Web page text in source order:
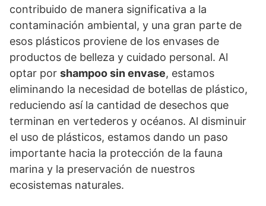
contribuido de manera significativa a la
contaminación ambiental, y una gran parte de
esos plásticos proviene de los envases de
productos de belleza y cuidado personal. Al
optar por shampoo sin envase, estamos
eliminando la necesidad de botellas de plástico,
reduciendo así la cantidad de desechos que
terminan en vertederos y océanos. Al disminuir
el uso de plásticos, estamos dando un paso
importante hacia la protección de la fauna
marina y la preservación de nuestros
ecosistemas naturales.